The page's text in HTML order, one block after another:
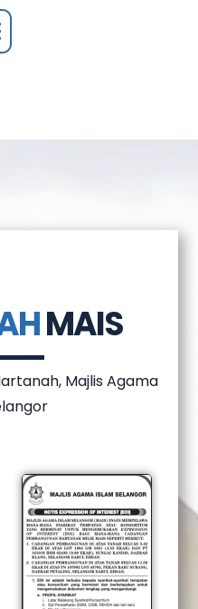
MAIS
Majlis Agama